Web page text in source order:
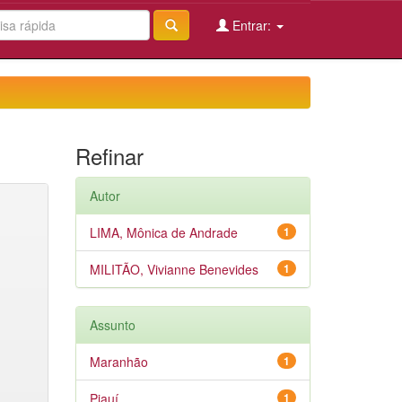
Entrar:
Refinar
Autor
1
LIMA, Mônica de Andrade
1
MILITÃO, Vivianne Benevides
Assunto
1
Maranhão
1
Piauí